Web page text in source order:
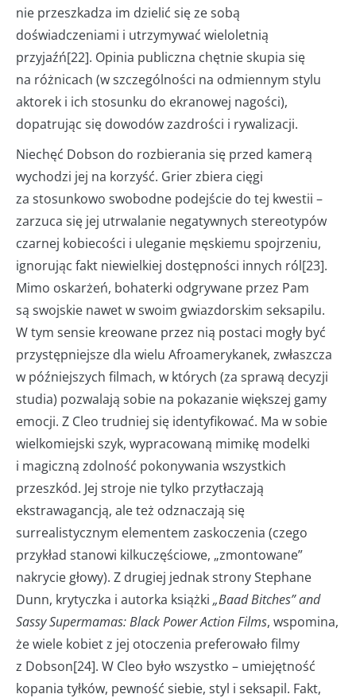
nie przeszkadza im dzielić się ze sobą
doświadczeniami i utrzymywać wieloletnią
przyjaźń[22]. Opinia publiczna chętnie skupia się
na różnicach (w szczególności na odmiennym stylu
aktorek i ich stosunku do ekranowej nagości),
dopatrując się dowodów zazdrości i rywalizacji.
Niechęć Dobson do rozbierania się przed kamerą
wychodzi jej na korzyść. Grier zbiera cięgi
za stosunkowo swobodne podejście do tej kwestii –
zarzuca się jej utrwalanie negatywnych stereotypów
czarnej kobiecości i uleganie męskiemu spojrzeniu,
ignorując fakt niewielkiej dostępności innych ról[23].
Mimo oskarżeń, bohaterki odgrywane przez Pam
są swojskie nawet w swoim gwiazdorskim seksapilu.
W tym sensie kreowane przez nią postaci mogły być
przystępniejsze dla wielu Afroamerykanek, zwłaszcza
w późniejszych filmach, w których (za sprawą decyzji
studia) pozwalają sobie na pokazanie większej gamy
emocji. Z Cleo trudniej się identyfikować. Ma w sobie
wielkomiejski szyk, wypracowaną mimikę modelki
i magiczną zdolność pokonywania wszystkich
przeszkód. Jej stroje nie tylko przytłaczają
ekstrawagancją, ale też odznaczają się
surrealistycznym elementem zaskoczenia (czego
przykład stanowi kilkuczęściowe, „zmontowane”
nakrycie głowy). Z drugiej jednak strony Stephane
Dunn, krytyczka i autorka książki „Baad Bitches” and
Sassy Supermamas: Black Power Action Films, wspomina,
że wiele kobiet z jej otoczenia preferowało filmy
z Dobson[24]. W Cleo było wszystko – umiejętność
kopania tyłków, pewność siebie, styl i seksapil. Fakt,